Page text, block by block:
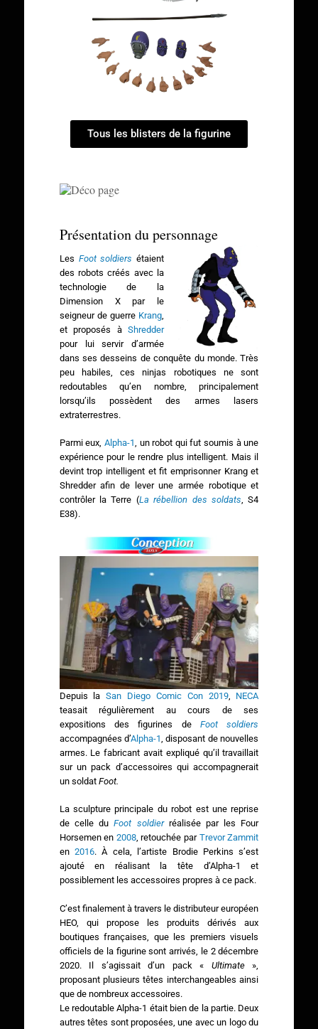
Tous les blisters de la figurine
Présentation du personnage
Les Foot soldiers étaient
des robots créés avec la
technologie de la
Dimension X par le
seigneur de guerre Krang
et proposés àShredder
pour lui servir d’armée
dans ses desseins de conquête du monde. Très
peu habiles, ces ninjas robotiques ne sont
redoutables qu’en nombre, principalement
lorsqu’ils possèdent des armes lasers
extraterrestres.
Parmi eux, Alpha-1, un robot qui fut soumis à une
expérience pour le rendre plus intelligent. Mais il
devint trop intelligent et fit emprisonner Krang et
Shredder afin de lever une armée robotique et
contrôler la Terre (La rébellion des soldats, S4
E38).
Depuis laSan Diego Comic Con 2019, NECA
teasait régulièrement au cours de ses
expositions des figurines deFoot soldiers
accompagnées d’Alpha-1 , disposant de nouvelles
armes. Le fabricant avait expliqué qu’il travaillait
sur un pack d’accessoires qui accompagnerait
un soldat Foot.
La sculpture principale du robot est une reprise
de celle duFoot soldierréalisée par les Four
Horsemen en 2008, retouchée par Trevor Zammit
en 2016. À cela, l’artiste Brodie Perkins s’est
ajouté en réalisant la tête d’Alpha-1 et
possiblement les accessoires propres à ce pack.
C’est finalement à travers le distributeur européen
HEO, qui propose les produits dérivés aux
boutiques françaises, que les premiers visuels
officiels de la figurine sont arrivés, le 2 décembre
2020. Il s’agissait d’un pack « Ultimate»,
proposant plusieurs têtes interchangeables ainsi
que de nombreux accessoires.
Le redoutable Alpha-1 était bien de la partie. Deux
autres têtes sont proposées, une avec un logo du